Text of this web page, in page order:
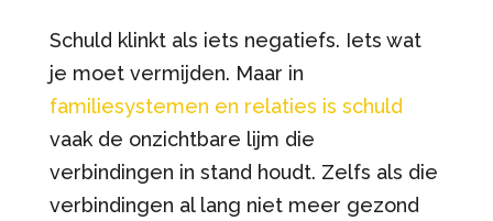
Schuld klinkt als iets negatiefs. Iets wat
je moet vermijden. Maar in
familiesystemen en relaties is schuld
vaak de onzichtbare lijm die
verbindingen in stand houdt. Zelfs als die
verbindingen al lang niet meer gezond